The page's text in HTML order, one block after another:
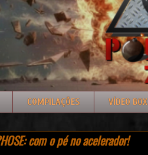
COMPILAÇÕES VÍDEO BOX
com o pé no acelerador!